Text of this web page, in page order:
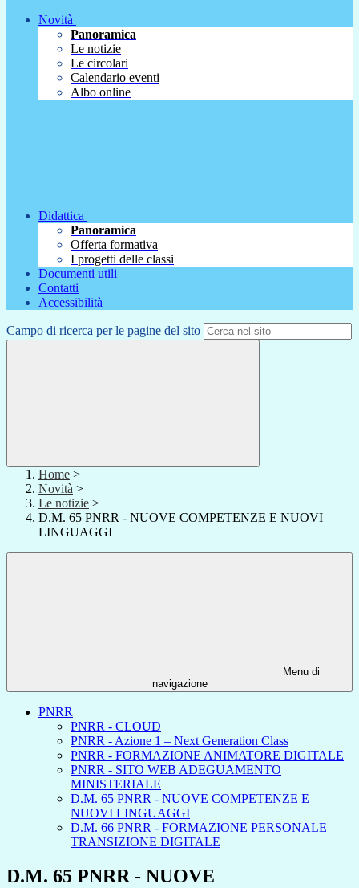
Novità
Panoramica
Le notizie
Le circolari
Calendario eventi
Albo online
Didattica
Panoramica
Offerta formativa
I progetti delle classi
Documenti utili
Contatti
Accessibilità
Campo di ricerca per le pagine del sito
Home >
Novità >
Le notizie >
D.M. 65 PNRR - NUOVE COMPETENZE E NUOVI
LINGUAGGI
Menu di
navigazione
PNRR
PNRR - CLOUD
PNRR - Azione 1 – Next Generation Class
PNRR - FORMAZIONE ANIMATORE DIGITALE
PNRR - SITO WEB ADEGUAMENTO
MINISTERIALE
D.M. 65 PNRR - NUOVE COMPETENZE E
NUOVI LINGUAGGI
D.M. 66 PNRR - FORMAZIONE PERSONALE
TRANSIZIONE DIGITALE
D.M. 65 PNRR - NUOVE